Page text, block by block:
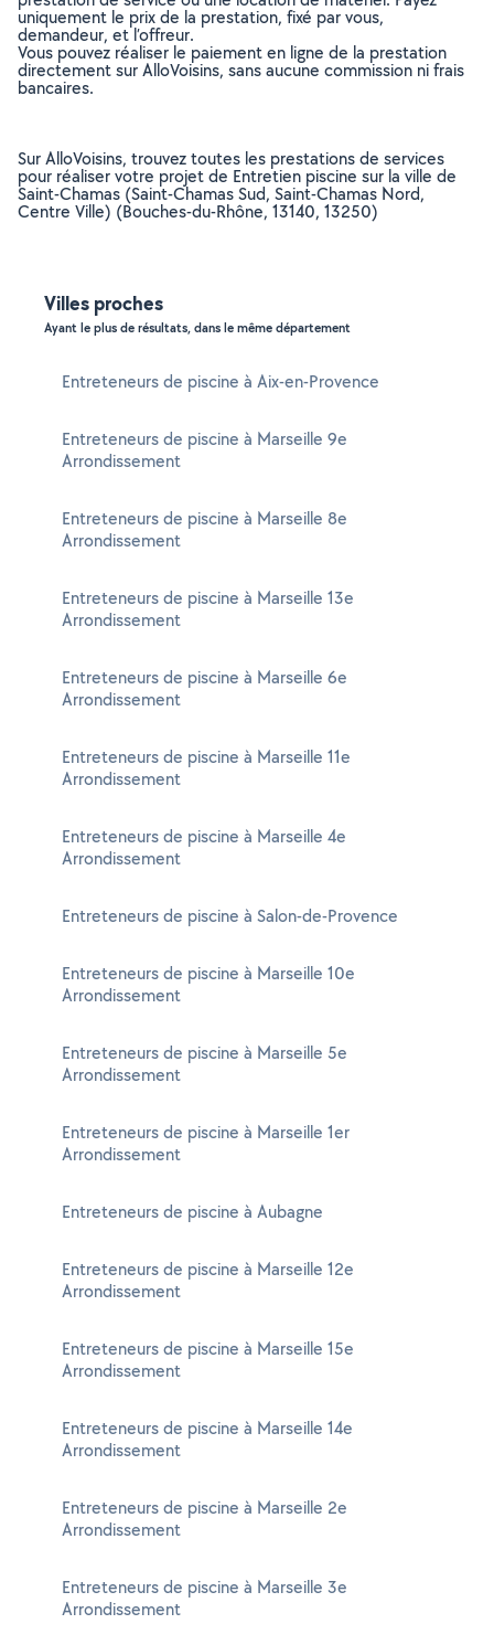
uniquement le prix de la prestation, fixé par vous,
demandeur, et l’offreur.
Vous pouvez réaliser le paiement en ligne de la prestation
directement sur AlloVoisins, sans aucune commission ni frais
bancaires.
Sur AlloVoisins, trouvez toutes les prestations de services
pour réaliser votre projet de Entretien piscine sur la ville de
Saint-Chamas (Saint-Chamas Sud, Saint-Chamas Nord,
Centre Ville) (Bouches-du-Rhône, 13140, 13250)
Villes proches
Ayant le plus de résultats, dans le même département
Entreteneurs de piscine à Aix-en-Provence
Entreteneurs de piscine à Marseille 9e
Arrondissement
Entreteneurs de piscine à Marseille 8e
Arrondissement
Entreteneurs de piscine à Marseille 13e
Arrondissement
Entreteneurs de piscine à Marseille 6e
Arrondissement
Entreteneurs de piscine à Marseille 11e
Arrondissement
Entreteneurs de piscine à Marseille 4e
Arrondissement
Entreteneurs de piscine à Salon-de-Provence
Entreteneurs de piscine à Marseille 10e
Arrondissement
Entreteneurs de piscine à Marseille 5e
Arrondissement
Entreteneurs de piscine à Marseille 1er
Arrondissement
Entreteneurs de piscine à Aubagne
Entreteneurs de piscine à Marseille 12e
Arrondissement
Entreteneurs de piscine à Marseille 15e
Arrondissement
Entreteneurs de piscine à Marseille 14e
Arrondissement
Entreteneurs de piscine à Marseille 2e
Arrondissement
Entreteneurs de piscine à Marseille 3e
Arrondissement